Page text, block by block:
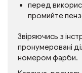
перед
промийте
Звіряючись з
пронумеровані
номером фарби.